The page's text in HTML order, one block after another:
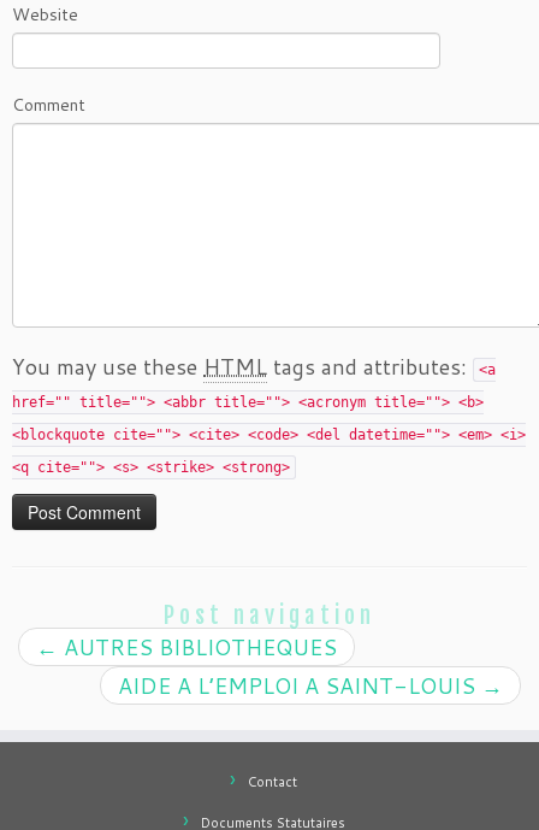
Website
Comment
You may use these HTML tags and attributes:
<a
href="" title=""> <abbr title=""> <acronym title=""> <b>
<blockquote cite=""> <cite> <code> <del datetime=""> <em> <i>
<q cite=""> <s> <strike> <strong>
Post navigation
← AUTRES BIBLIOTHEQUES
AIDE A L’EMPLOI A SAINT-LOUIS →
Contact
Documents Statutaires